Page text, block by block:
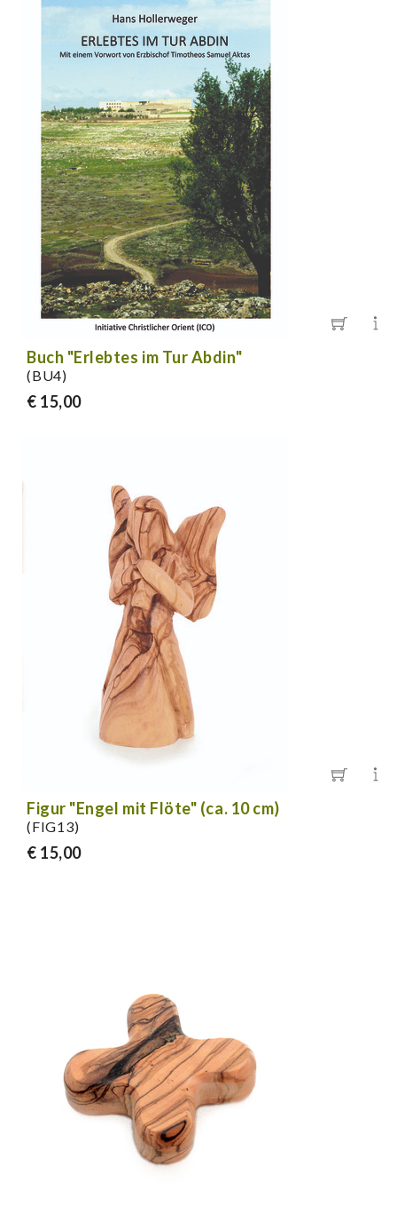
Buch "Erlebtes im Tur Abdin"
(BU4)
€ 15,00
Figur "Engel mit Flöte" (ca. 10 cm)
(FIG13)
€ 15,00